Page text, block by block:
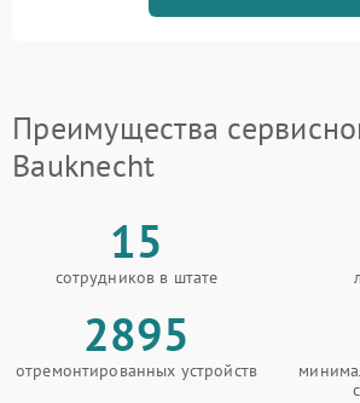
Преимущества
Bauknecht
15
сотрудников в штате
2895
отремонтированных устройств